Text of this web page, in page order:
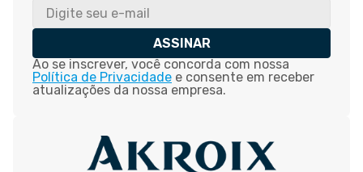
ASSINAR
Ao se inscrever, você concorda com nossa
Política de Privacidade e consente em receber
atualizações da nossa empresa.